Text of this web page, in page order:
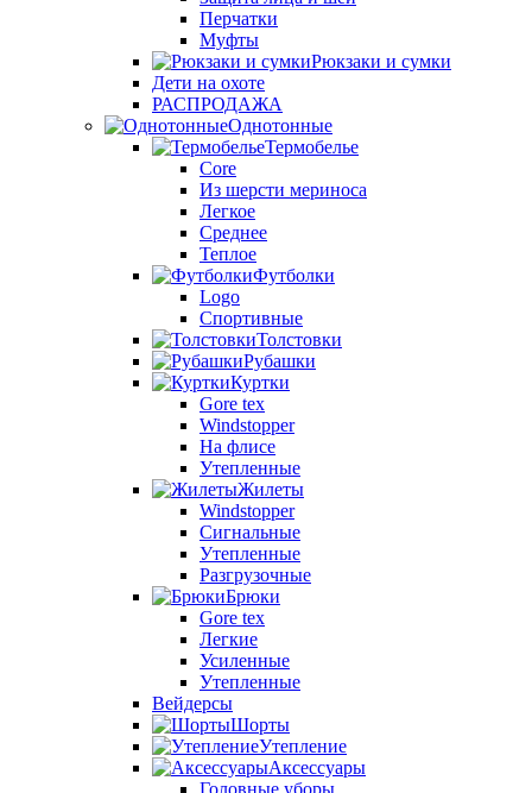
Перчатки
Муфты
Рюкзаки и сумки
Дети на охоте
РАСПРОДАЖА
Однотонные
Термобелье
Core
Из шерсти мериноса
Легкое
Среднее
Теплое
Футболки
Logo
Спортивные
Толстовки
Рубашки
Куртки
Gore tex
Windstopper
На флисе
Утепленные
Жилеты
Windstopper
Сигнальные
Утепленные
Разгрузочные
Брюки
Gore tex
Легкие
Усиленные
Утепленные
Вейдерсы
Шорты
Утепление
Аксессуары
Головные уборы